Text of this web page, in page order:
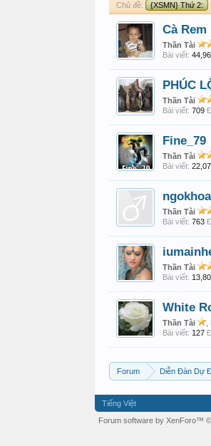
Chủ đề: {XSMN} Thứ 2:
Cà Rem
Thần Tài
Bài viết:
PHÚC
Thần Tài
Bài viết: 709
Fine_79
Thần Tài
Bài viết:
ngokhoa
Thần Tài
Bài viết: 763
Thần Tài
Bài viết:
White
Thần Tài
Bài viết: 127
Forum Diễn Đàn Dự
Tiếng Việt
Forum software by XenForo™